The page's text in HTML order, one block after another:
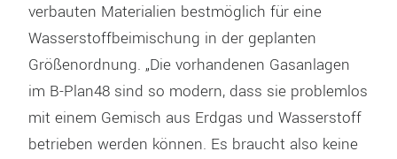
verbauten Materialien bestmöglich für eine
Wasserstoffbeimischung in der geplanten
Größenordnung. „Die vorhandenen Gasanlagen
im B-Plan48 sind so modern, dass sie problemlos
mit einem Gemisch aus Erdgas und Wasserstoff
betrieben werden können. Es braucht also keine